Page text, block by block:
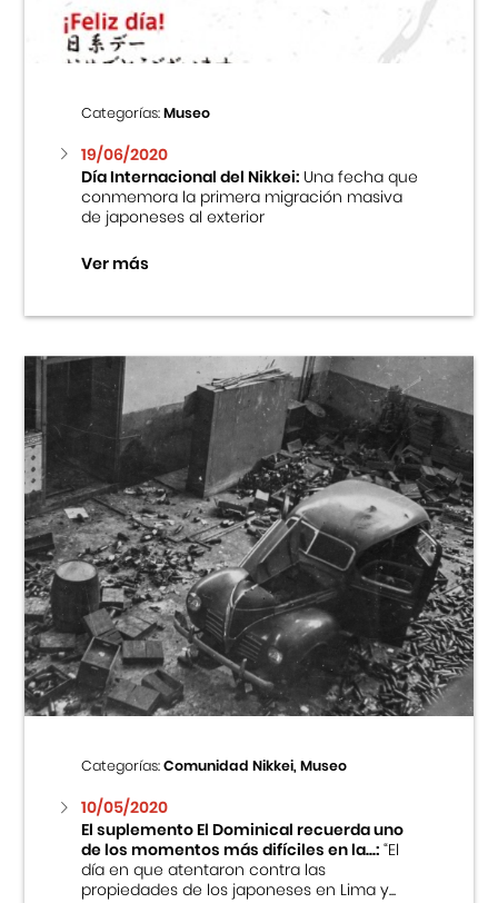
Categorías:Museo
19/06/2020
Día Internacional del Nikkei:Una fecha que
conmemora la primera migración masiva
de japoneses al exterior
Ver más
Categorías:Comunidad Nikkei, Museo
10/05/2020
El suplemento El Dominical recuerda uno
de los momentos más difíciles en la...:“El
día en que atentaron contra las
propiedades de los japoneses en Lima y...